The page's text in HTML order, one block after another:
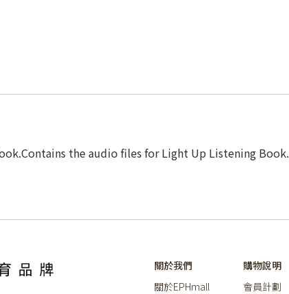
the audio files for Light Up Listening Book.
關於我們
關於EPHmall
購物說明
會員計劃